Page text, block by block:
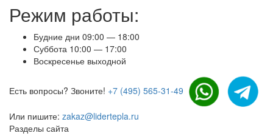
Режим работы:
Будние дни 09:00 — 18:00
Суббота 10:00 — 17:00
Воскресенье выходной
Есть вопросы? Звоните! +7 (495) 565-31-49
Или пишите: zakaz@lidertepla.ru
Разделы сайта